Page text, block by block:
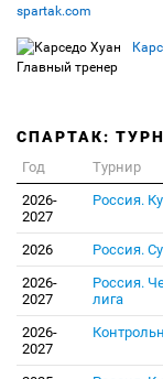
spartak.com
Главный тренер
СПАРТАК:
Год Турнир
2026-
2027
Россия.
2026 Россия.
2026-
2027
Россия.
лига
2026-
2027